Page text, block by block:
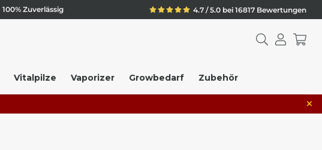
4.7 / 5.0 bei 16817 Bewertungen
100% Zuverlässig
Vitalpilze Vaporizer Growbedarf Zubehör
×